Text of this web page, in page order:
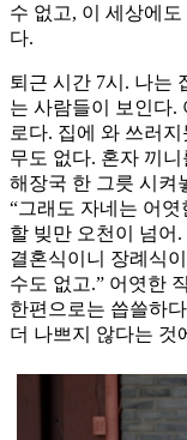
수 없고, 이 세상에
다.
퇴근 시간 7시. 나는
는 사람들이 보인다.
로다. 집에 와 쓰러
무도 없다. 혼자 끼
해장국 한 그릇 시켜
“그래도 자네는 어
할 빚만 오천이 넘어
결혼식이니 장례식
수도 없고.” 어엿한
한편으로는 씁쓸하
더 나쁘지 않다는 것